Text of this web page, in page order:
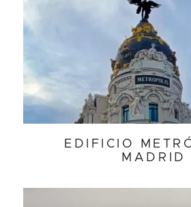
EDIFICIO
MADRID